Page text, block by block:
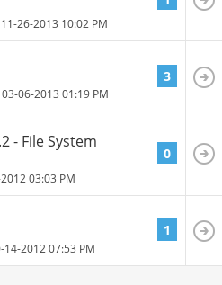
11-26-2013 10:02 PM
03-06-2013 01:19 PM
3
- File System
03:03 PM
0
14-201207:53 PM
1